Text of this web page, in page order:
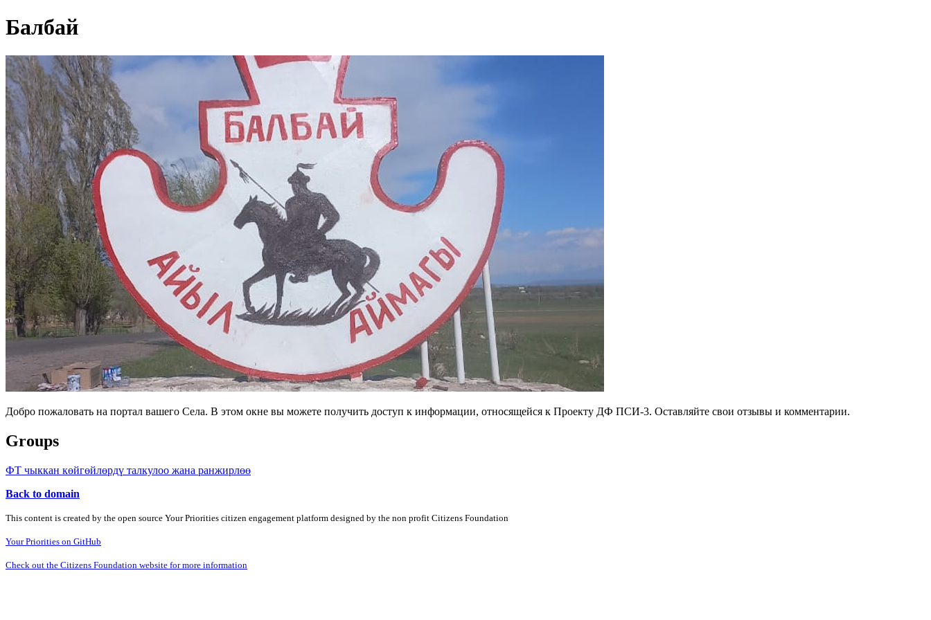
Балбай
Добро пожаловать на портал вашего Села. В этом окне вы можете получить доступ к информации, относящейся к Проекту ДФ ПСИ-3. Оставляйте свои отзывы и комментарии.
Groups
ФТ чыккан көйгөйлөрдү талкулоо жана ранжирлөө
Back to domain
This content is created by the open source Your Priorities citizen engagement platform designed by the non profit Citizens Foundation
Your Priorities on GitHub
Check out the Citizens Foundation website for more information